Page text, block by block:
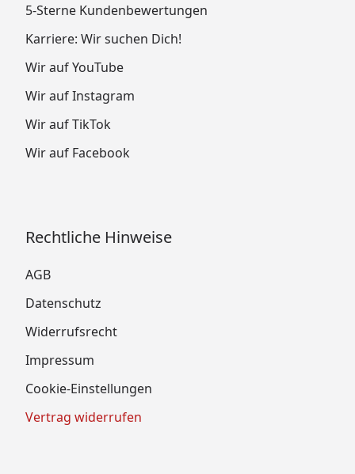
5-Sterne Kundenbewertungen
Karriere: Wir suchen Dich!
Wir auf YouTube
Wir auf Instagram
Wir auf TikTok
Wir auf Facebook
Rechtliche Hinweise
AGB
Datenschutz
Widerrufsrecht
Impressum
Cookie-Einstellungen
Vertrag widerrufen